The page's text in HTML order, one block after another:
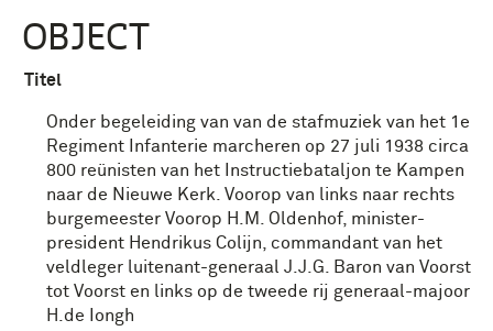
OBJECT
Titel
Onder begeleiding van van de stafmuziek van het 1e
Regiment Infanterie marcheren op 27 juli 1938 circa
800 reünisten van het Instructiebataljon te Kampen
naar de Nieuwe Kerk. Voorop van links naar rechts
burgemeester Voorop H.M. Oldenhof, minister-
president Hendrikus Colijn, commandant van het
veldleger luitenant-generaal J.J.G. Baron van Voorst
tot Voorst en links op de tweede rij generaal-majoor
H.de Iongh